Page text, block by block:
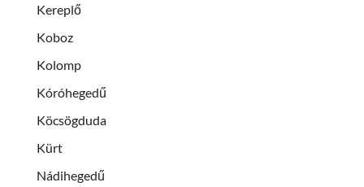
Kereplő
Koboz
Kolomp
Kóróhegedű
Köcsögduda
Kürt
Nádihegedű